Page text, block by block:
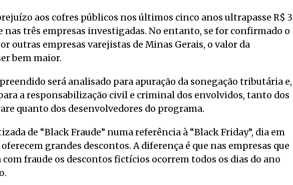
aos cofres públicos nos últimos cinco anos ultrapasse R$ 3
nas três empresas investigadas. No entanto, se for confirmado o
outras empresas varejistas de Minas Gerais, o valor da
bem maior.
será analisado para apuração da sonegação tributária e,
a responsabilização civil e criminal dos envolvidos, tanto dos
quanto dos desenvolvedores do programa.
de “Black Fraude” numa referência à “Black Friday”, dia em
oferecem grandes descontos. A diferença é que nas empresas que
fraude os descontos fictícios ocorrem todos os dias do ano